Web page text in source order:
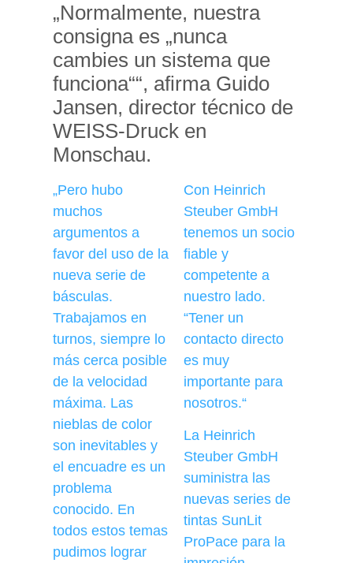
„Normalmente, nuestra
consigna es „nunca
cambies un sistema que
funciona““, afirma Guido
Jansen, director técnico de
WEISS-Druck en
Monschau.
„Pero hubo
muchos
argumentos a
favor del uso de la
nueva serie de
básculas.
Trabajamos en
turnos, siempre lo
más cerca posible
de la velocidad
máxima. Las
nieblas de color
son inevitables y
el encuadre es un
problema
conocido. En
todos estos temas
pudimos lograr
Con Heinrich
Steuber GmbH
tenemos un socio
fiable y
competente a
nuestro lado.
“Tener un
contacto directo
es muy
importante para
nosotros.“
La Heinrich
Steuber GmbH
suministra las
nuevas series de
tintas SunLit
ProPace para la